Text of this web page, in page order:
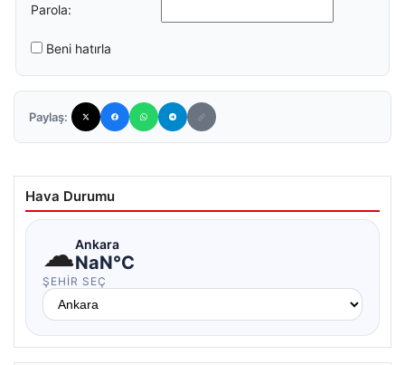
Parola:
Beni hatırla
Paylaş:
Hava Durumu
☁Ankara
NaN°C
ŞEHIR SEÇ